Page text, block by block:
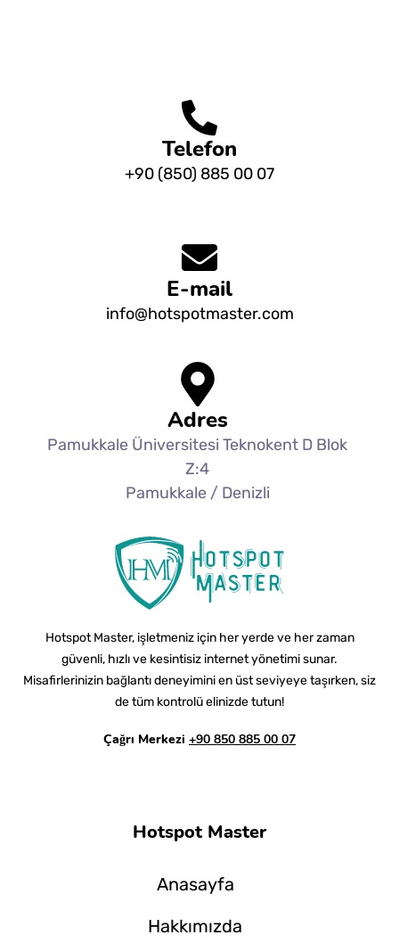
Telefon
+90 (850) 885 00 07
E-mail
info@hotspotmaster.com
Adres
Pamukkale Üniversitesi Teknokent D Blok
Z:4
Pamukkale / Denizli
Hotspot Master, işletmeniz için her yerde ve her zaman
güvenli, hızlı ve kesintisiz internet yönetimi sunar.
Misafirlerinizin bağlantı deneyimini en üst seviyeye taşırken, siz
de tüm kontrolü elinizde tutun!
Çağrı Merkezi +90 850 885 00 07
Hotspot Master
Anasayfa
Hakkımızda